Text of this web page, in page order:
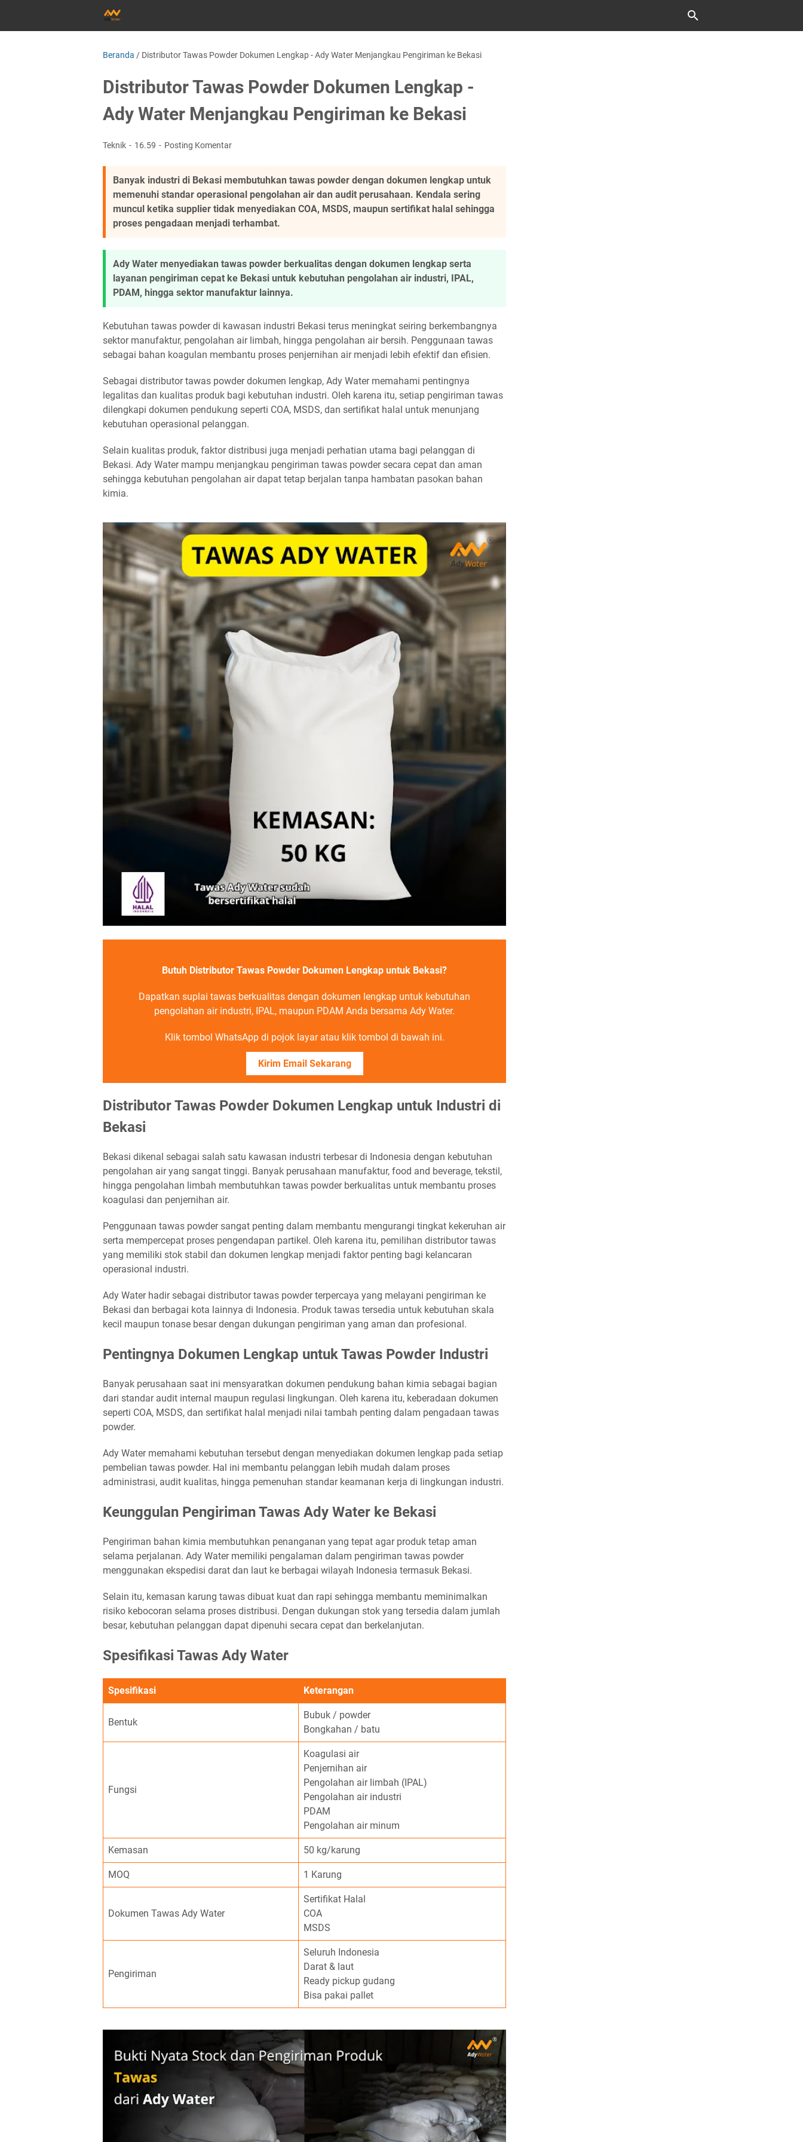
Beranda / Distributor Tawas Powder Dokumen Lengkap - Ady Water Menjangkau Pengiriman ke Bekasi
Distributor Tawas Powder Dokumen Lengkap -
Ady Water Menjangkau Pengiriman ke Bekasi
Teknik 16.59 Posting Komentar
Banyak industri di Bekasi membutuhkan tawas powder dengan dokumen lengkap untuk
memenuhi standar operasional pengolahan air dan audit perusahaan. Kendala sering
muncul ketika supplier tidak menyediakan COA, MSDS, maupun sertifikat halal sehingga
proses pengadaan menjadi terhambat.
Ady Water menyediakan tawas powder berkualitas dengan dokumen lengkap serta
layanan pengiriman cepat ke Bekasi untuk kebutuhan pengolahan air industri, IPAL,
PDAM, hingga sektor manufaktur lainnya.
Kebutuhan tawas powder di kawasan industri Bekasi terus meningkat seiring berkembangnya
sektor manufaktur, pengolahan air limbah, hingga pengolahan air bersih. Penggunaan tawas
sebagai bahan koagulan membantu proses penjernihan air menjadi lebih efektif dan efisien.
Sebagai distributor tawas powder dokumen lengkap, Ady Water memahami pentingnya
legalitas dan kualitas produk bagi kebutuhan industri. Oleh karena itu, setiap pengiriman tawas
dilengkapi dokumen pendukung seperti COA, MSDS, dan sertifikat halal untuk menunjang
kebutuhan operasional pelanggan.
Selain kualitas produk, faktor distribusi juga menjadi perhatian utama bagi pelanggan di
Bekasi. Ady Water mampu menjangkau pengiriman tawas powder secara cepat dan aman
sehingga kebutuhan pengolahan air dapat tetap berjalan tanpa hambatan pasokan bahan
kimia.
Butuh Distributor Tawas Powder Dokumen Lengkap untuk Bekasi?
Dapatkan suplai tawas berkualitas dengan dokumen lengkap untuk kebutuhan
pengolahan air industri, IPAL, maupun PDAM Anda bersama Ady Water.
Klik tombol WhatsApp di pojok layar atau klik tombol di bawah ini.
Kirim Email Sekarang
Distributor Tawas Powder Dokumen Lengkap untuk Industri di
Bekasi
Bekasi dikenal sebagai salah satu kawasan industri terbesar di Indonesia dengan kebutuhan
pengolahan air yang sangat tinggi. Banyak perusahaan manufaktur, food and beverage, tekstil,
hingga pengolahan limbah membutuhkan tawas powder berkualitas untuk membantu proses
koagulasi dan penjernihan air.
Penggunaan tawas powder sangat penting dalam membantu mengurangi tingkat kekeruhan air
serta mempercepat proses pengendapan partikel. Oleh karena itu, pemilihan distributor tawas
yang memiliki stok stabil dan dokumen lengkap menjadi faktor penting bagi kelancaran
operasional industri.
Ady Water hadir sebagai distributor tawas powder terpercaya yang melayani pengiriman ke
Bekasi dan berbagai kota lainnya di Indonesia. Produk tawas tersedia untuk kebutuhan skala
kecil maupun tonase besar dengan dukungan pengiriman yang aman dan profesional.
Pentingnya Dokumen Lengkap untuk Tawas Powder Industri
Banyak perusahaan saat ini mensyaratkan dokumen pendukung bahan kimia sebagai bagian
dari standar audit internal maupun regulasi lingkungan. Oleh karena itu, keberadaan dokumen
seperti COA, MSDS, dan sertifikat halal menjadi nilai tambah penting dalam pengadaan tawas
powder.
Ady Water memahami kebutuhan tersebut dengan menyediakan dokumen lengkap pada setiap
pembelian tawas powder. Hal ini membantu pelanggan lebih mudah dalam proses
administrasi, audit kualitas, hingga pemenuhan standar keamanan kerja di lingkungan industri.
Keunggulan Pengiriman Tawas Ady Water ke Bekasi
Pengiriman bahan kimia membutuhkan penanganan yang tepat agar produk tetap aman
selama perjalanan. Ady Water memiliki pengalaman dalam pengiriman tawas powder
menggunakan ekspedisi darat dan laut ke berbagai wilayah Indonesia termasuk Bekasi.
Selain itu, kemasan karung tawas dibuat kuat dan rapi sehingga membantu meminimalkan
risiko kebocoran selama proses distribusi. Dengan dukungan stok yang tersedia dalam jumlah
besar, kebutuhan pelanggan dapat dipenuhi secara cepat dan berkelanjutan.
Spesifikasi Tawas Ady Water
Spesifikasi Keterangan
Bentuk
Bubuk / powder
Bongkahan / batu
Fungsi
Koagulasi air
Penjernihan air
Pengolahan air limbah (IPAL)
Pengolahan air industri
PDAM
Pengolahan air minum
Kemasan 50 kg/karung
MOQ 1 Karung
Dokumen Tawas Ady Water
Sertifikat Halal
COA
MSDS
Pengiriman
Seluruh Indonesia
Darat & laut
Ready pickup gudang
Bisa pakai pallet